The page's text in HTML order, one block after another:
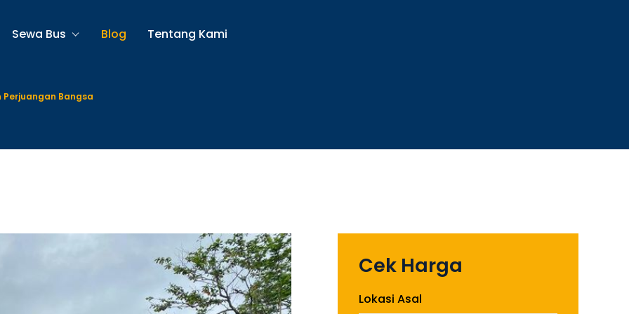
Sewa Bus Blog
Tentang Kami
Perjuangan Bangsa
Cek Harga
Lokasi Asal